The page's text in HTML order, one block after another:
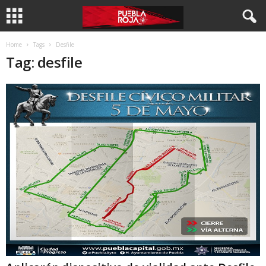
Home Tags Desfile
Tag: desfile